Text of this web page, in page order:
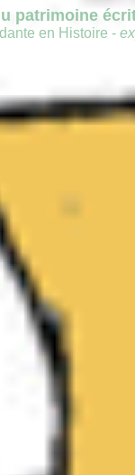
patrimoine
en Histoire -